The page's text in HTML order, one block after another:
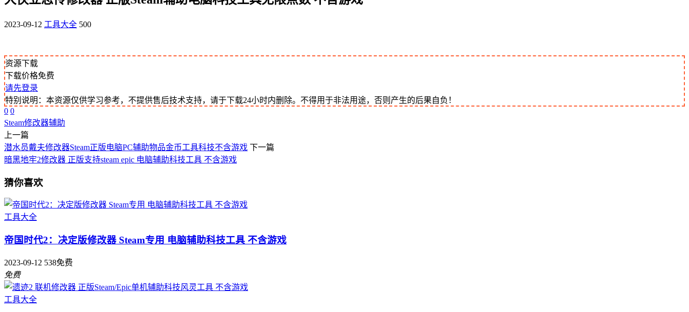
2023-09-12 工具大全 500
资源下载
下载价格免费
请先登录
特别说明：本资源仅供学习参考，不提供售后技术支持，请于下载24小时内删除。不得用于非法用途，否则产生的后果自负！
0 0
Steam修改器辅助
上一篇
潜水员戴夫修改器Steam正版电脑PC辅助物品金币工具科技不含游戏 下一篇
暗黑地牢2修改器 正版支持steam epic 电脑辅助科技工具 不含游戏
猜你喜欢
工具大全
帝国时代2：决定版修改器 Steam专用 电脑辅助科技工具 不含游戏
2023-09-12 538免费
免费
工具大全